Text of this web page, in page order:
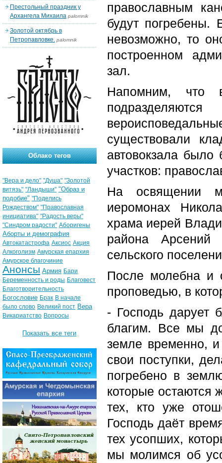
православным
будут погребены.
невозможно, то
построенном
зал.
Напомним, что
существовали
автовокзала было
участков:
На освящении
иеромонах
храма иерей
района Арсений
сельского
После молебна и
проповедью, в
- Господь дарует
благим. Все мы
земле временно, и
свои поступки,
погребено в
которые остаются
тех, кто уже
Господь даёт
тех усопших,
мы молимся об
Престольный праздник у
Архангела Михаила palomnik
Золотой октябрь в
Петропавловке. palomnik
Облако тегов
"Вера и дело" "Душа" "Золотой
витязь" "Ландыши" "Образ и
подобие" "Поделись
Рождеством" "Православная
инициатива" "Радость веры"
"Синдром радости" Аборигены
Аборты и демография
Автокатастрофа Аксиос Акция
Алкоголизм Амурская епархия
Амурское благочиние
Анонсы Армия Бари
Беременность и роды Благовест
Благотворительность
Богословие Брак В начале
было слово Великий пост Вера
Викариатство Вопросы
Показать все теги